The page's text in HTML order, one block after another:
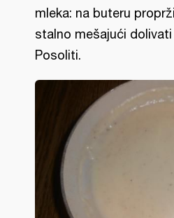
mleka: na buteru
stalno mešajući
Posoliti.